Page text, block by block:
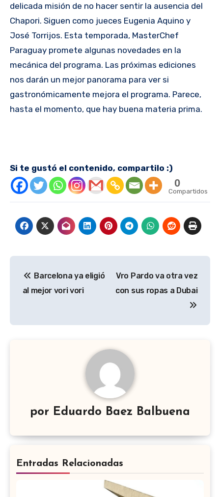
delicada misión de no hacer sentir la ausencia del
Chapori. Siguen como jueces Eugenia Aquino y
José Torrijos. Esta temporada, MasterChef
Paraguay promete algunas novedades en la
mecánica del programa. Las próximas ediciones
nos darán un mejor panorama para ver si
gastronómicamente mejora el programa. Parece,
hasta el momento, que hay buena materia prima.
Si te gustó el contenido, compartilo :)
0
Compartidos
de
Barcelona ya eligió
al mejor vori vori
Vro Pardo va otra vez
con sus ropas a Dubai
por Eduardo Baez Balbuena
Entradas Relacionadas